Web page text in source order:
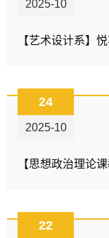
2025-10
24
2025-10
22